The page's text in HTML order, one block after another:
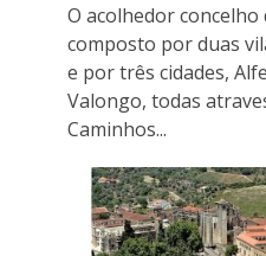
O acolhedor concelho
composto por duas
e por três cidades,
Valongo, todas
Caminhos...